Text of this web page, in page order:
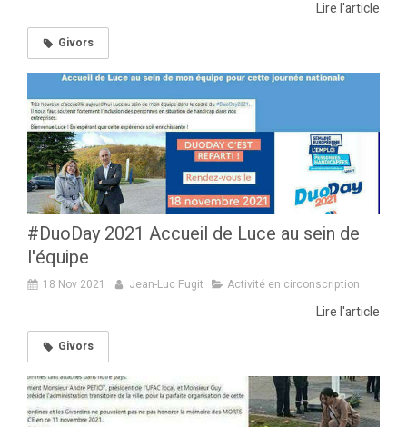
Lire l'article
Givors
#DuoDay 2021 Accueil de Luce au sein de
l'équipe
18 Nov 2021 Jean-Luc Fugit Activité en circonscription
Lire l'article
Givors